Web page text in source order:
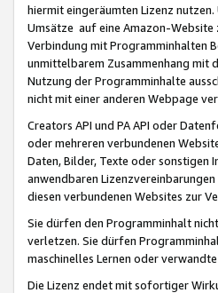
hiermit eingeräumten Lizenz
Umsätze auf eine Amazon-Website
Verbindung mit Programminhalten
unmittelbarem Zusammenhang mit
Nutzung der Programminhalte
nicht mit einer anderen Webpage
Creators API und PA API oder
oder mehreren verbundenen
Daten, Bilder, Texte oder sonstigen
anwendbaren
diesen verbundenen Websites zur
Sie dürfen den Programminhalt
verletzen. Sie dürfen
maschinelles Lernen oder
Die Lizenz endet mit sofortiger